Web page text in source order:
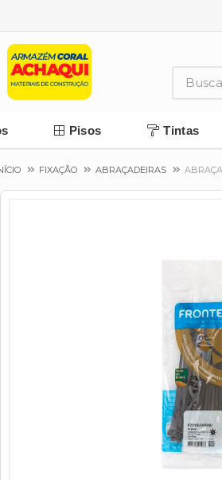
Pisos Tintas
FIXAÇÃO ABRAÇADEIRAS